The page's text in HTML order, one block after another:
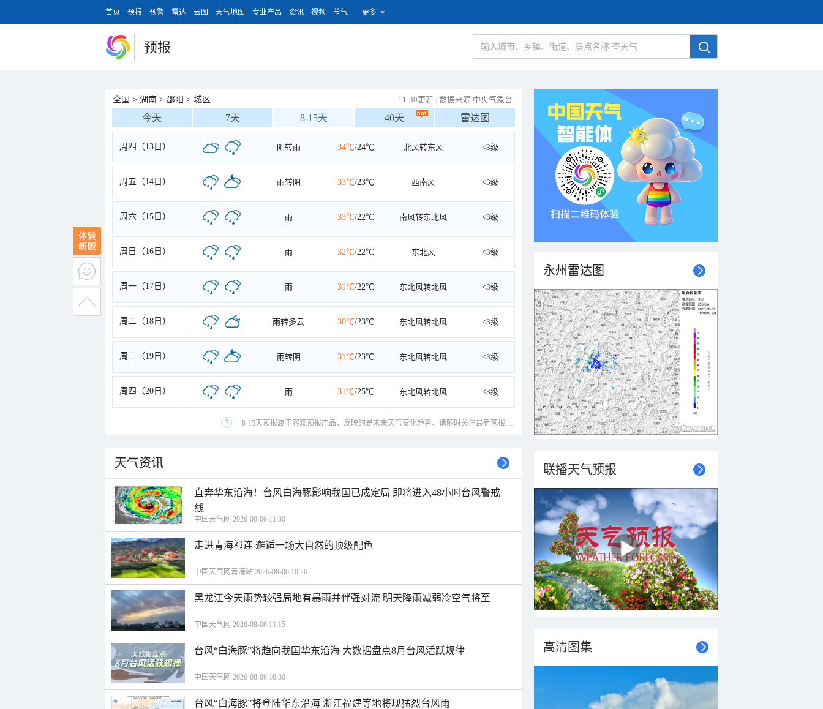
首页 预报 预警 雷达 云图 天气地图 专业产品 资讯 视频 节气 更多
预报
全国 > 湖南 > 邵阳 > 城区 11:30更新 | 数据来源 中央气象台
今天 7天 8-15天 40天 雷达图
周四（13日） 阴转雨 34℃/24℃ 北风转东风 <3级
周五（14日） 雨转阴 33℃/23℃ 西南风 <3级
周六（15日） 雨 33℃/22℃ 南风转东北风 <3级
周日（16日） 雨 32℃/22℃ 东北风 <3级
周一（17日） 雨 31℃/22℃ 东北风转北风 <3级
周二（18日） 雨转多云 30℃/23℃ 东北风转北风 <3级
周三（19日） 雨转阴 31℃/23℃ 东北风转北风 <3级
周四（20日） 雨 31℃/25℃ 东北风转北风 <3级
8-15天预报属于客观预报产品，反映的是未来天气变化趋势、请随时关注最新预报.....
天气资讯
直奔华东沿海！台风白海豚影响我国已成定局 即将进入48小时台风警戒
线
中国天气网 2026-08-06 11:30
走进青海祁连 邂逅一场大自然的顶级配色
中国天气网青海站 2026-08-06 10:26
黑龙江今天雨势较强局地有暴雨并伴强对流 明天降雨减弱冷空气将至
中国天气网 2026-08-06 11:15
台风“白海豚”将趋向我国华东沿海 大数据盘点8月台风活跃规律
中国天气网 2026-08-06 10:30
台风“白海豚”将登陆华东沿海 浙江福建等地将现猛烈台风雨
永州雷达图
联播天气预报
高清图集